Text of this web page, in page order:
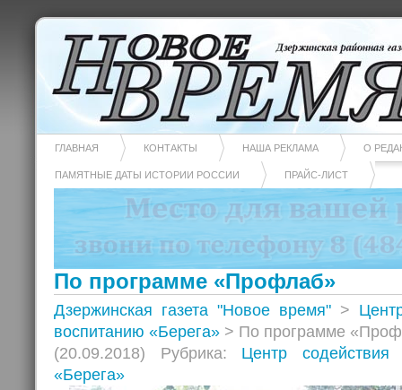
ГЛАВНАЯ КОНТАКТЫ НАША РЕКЛАМА О
ПАМЯТНЫЕ ДАТЫ ИСТОРИИ РОССИИ ПРАЙС-ЛИСТ
По программе «Профлаб»
Дзержинская газета "Новое время" >
воспитанию «Берега» > По программе
(20.09.2018) Рубрика: Центр содействия
«Берега»